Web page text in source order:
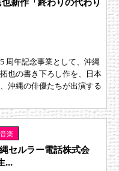
周年記念事業として、沖縄
也の書き下ろし作を、日本
沖縄の俳優たちが出演する
音楽
セルラー電話株式会
...